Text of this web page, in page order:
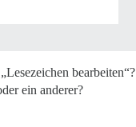
bearbeiten“?
ein anderer?